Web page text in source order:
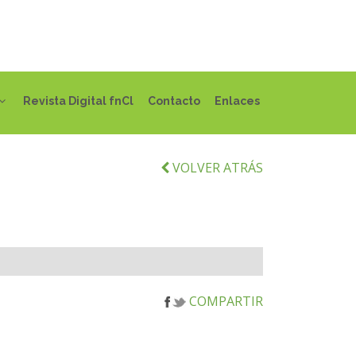
Revista Digital fnCl Contacto Enlaces
VOLVER ATRÁS
COMPARTIR